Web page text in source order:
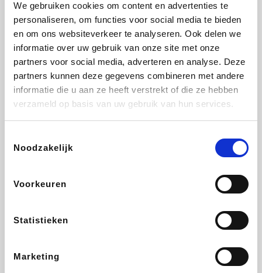
We gebruiken cookies om content en advertenties te
personaliseren, om functies voor social media te bieden
en om ons websiteverkeer te analyseren. Ook delen we
informatie over uw gebruik van onze site met onze
partners voor social media, adverteren en analyse. Deze
partners kunnen deze gegevens combineren met andere
informatie die u aan ze heeft verstrekt of die ze hebben
verzameld op basis van uw gebruik van hun services.
Noodzakelijk
Voorkeuren
Statistieken
Marketing
Vidaxl Lampenlicht.be Adidas Hotels.com
DectDirect
Brussels Airlines
ZEB Get Your Guide